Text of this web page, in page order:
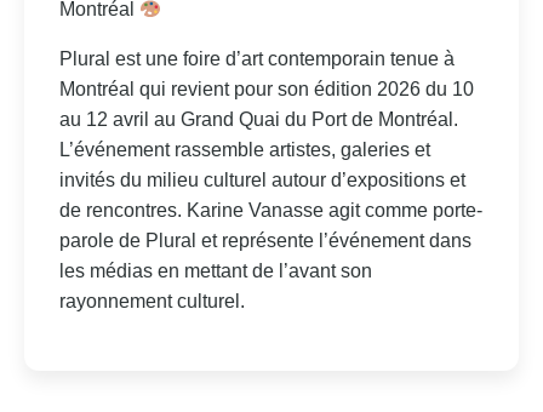
Montréal
Plural est une foire d’art contemporain tenue à
Montréal qui revient pour son édition 2026 du 10
au 12 avril au Grand Quai du Port de Montréal.
L’événement rassemble artistes, galeries et
invités du milieu culturel autour d’expositions et
de rencontres. Karine Vanasse agit comme porte-
parole de Plural et représente l’événement dans
les médias en mettant de l’avant son
rayonnement culturel.